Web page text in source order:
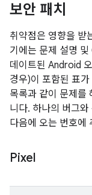
보안 패치
취약점은 영향을 받
기에는 문제 설명
데이트된 Android
경우)이 포함된 표
목록과 같이 문제를
니다. 하나의 버그
다음에 오는 번호에
Pixel